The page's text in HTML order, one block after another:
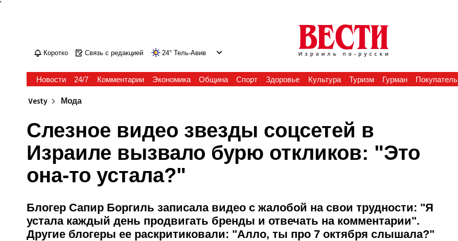
'
Коротко Связь с редакцией 24° Тель-Авив
Новости 24/7 Комментарии Экономика Община Спорт Здоровье Культура Туризм Гурман Покупатель
Vesty Мода
Слезное видео звезды соцсетей в
Израиле вызвало бурю откликов: "Это
она-то устала?"
Блогер Сапир Боргиль записала видео с жалобой на свои трудности: "Я
устала каждый день продвигать бренды и отвечать на комментарии".
Другие блогеры ее раскритиковали: "Алло, ты про 7 октября слышала?"